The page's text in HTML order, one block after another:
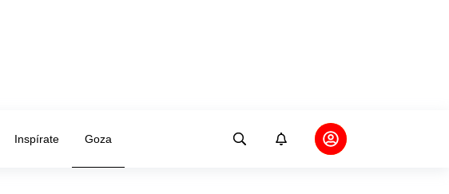
Inspírate Goza